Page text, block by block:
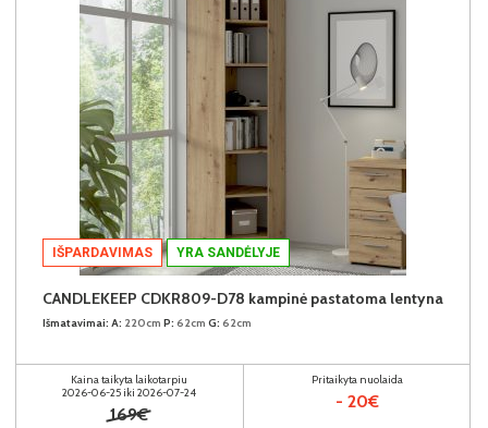
IŠPARDAVIMAS YRA SANDĖLYJE
CANDLEKEEP CDKR809-D78 kampinė pastatoma lentyna
Išmatavimai: A: 220cm P: 62cm G: 62cm
Kaina taikyta laikotarpiu
2026-06-25 iki 2026-07-24
169€
Pritaikyta nuolaida
- 20€